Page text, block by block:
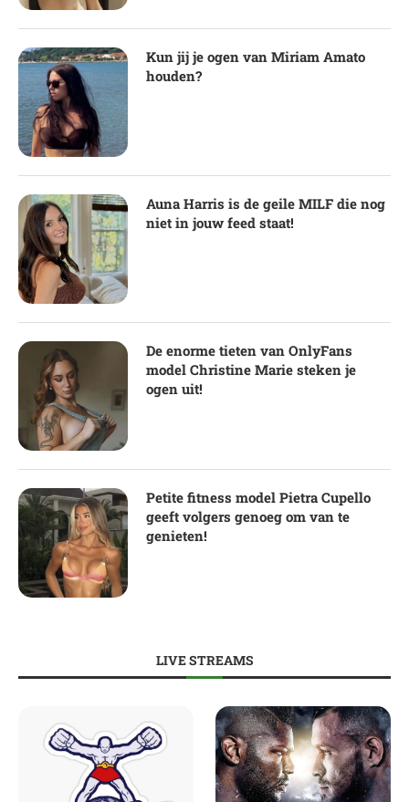
Kun jij je ogen van Miriam Amato
houden?
Auna Harris is de geile MILF die nog
niet in jouw feed staat!
De enorme tieten van OnlyFans
model Christine Marie steken je
ogen uit!
Petite fitness model Pietra Cupello
geeft volgers genoeg om van te
genieten!
LIVE STREAMS